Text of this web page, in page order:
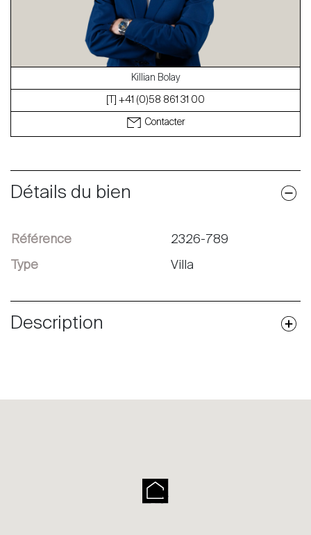
Le blog
en fr
Détails du bien
Référence 2326-789
Type Villa
Killian Bolay
[T] +41 (0)58 861 31 00
Contacter
Description